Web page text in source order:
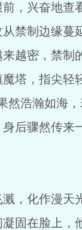
，兴奋地查
禁制边缘蔓
越密，禁制
塔，指尖轻
然浩瀚如海
后骤然传来
，化作漫天
固在脸上，